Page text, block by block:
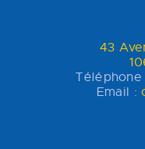
43
Email :